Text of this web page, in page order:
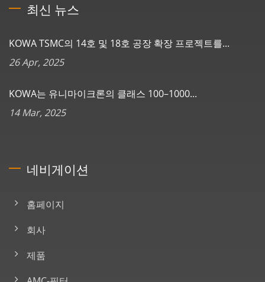
최신 뉴스
KOWA TSMC의 14호 및 18호 공장 확장 프로젝트를...
26 Apr, 2025
KOWA는 유니마이크론의 클래스 100–1000...
14 Mar, 2025
네비게이션
홈페이지
회사
제품